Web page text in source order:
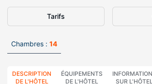
Tarifs
Chambres : 14
DESCRIPTION
DE L'HÔTEL
ÉQUIPEMENTS
DE L'HÔTEL
SUR